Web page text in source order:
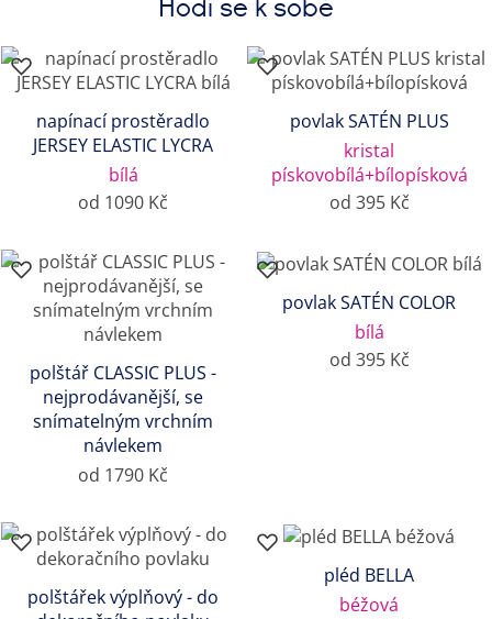
napínací prostěradlo
JERSEY ELASTIC LYCRA
bílá
od 1090 Kč
povlak SATÉN PLUS
kristal
pískovobílá+bílopísková
od 395 Kč
polštář CLASSIC PLUS -
nejprodávanější, se
snímatelným vrchním
návlekem
od 1790 Kč
povlak SATÉN COLOR
bílá
od 395 Kč
polštářek výplňový - do
pléd BELLA
béžová